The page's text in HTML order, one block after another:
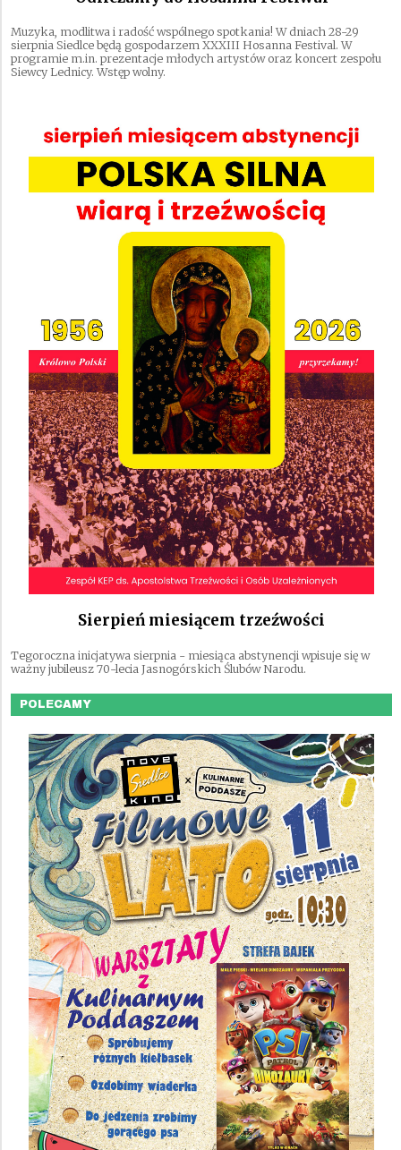
Muzyka, modlitwa i radość wspólnego spotkania! W dniach 28-29
sierpnia Siedlce będą gospodarzem XXXIII Hosanna Festival. W
programie m.in. prezentacje młodych artystów oraz koncert zespołu
Siewcy Lednicy. Wstęp wolny.
Sierpień miesiącem trzeźwości
Tegoroczna inicjatywa sierpnia - miesiąca abstynencji wpisuje się w
ważny jubileusz 70-lecia Jasnogórskich Ślubów Narodu.
POLECAMY